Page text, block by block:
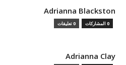
Adrianna Blackston
0 المشاركات 0 تعليقات
Adrianna Clay